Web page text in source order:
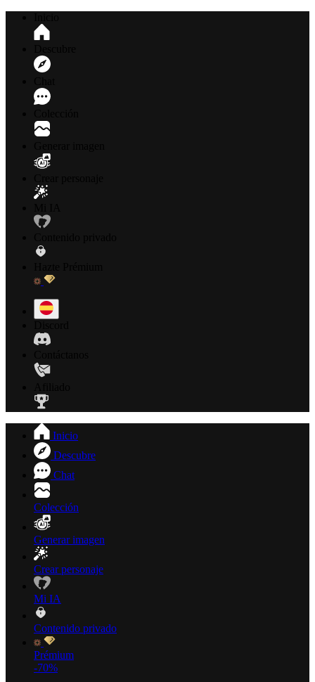
Inicio
Descubre
Chat
Colección
Generar imagen
Crear personaje
Mi IA
Contenido privado
Prémium
-70%